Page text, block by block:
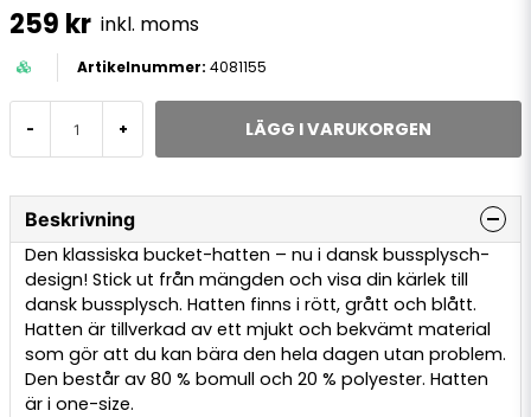
259 kr inkl. moms
4081155
- + LÄGG I VARUKORGEN
Beskrivning
Den klassiska bucket-hatten – nu i dansk bussplysch-
design! Stick ut från mängden och visa din kärlek till
dansk bussplysch. Hatten finns i rött, grått och blått.
Hatten är tillverkad av ett mjukt och bekvämt material
som gör att du kan bära den hela dagen utan problem.
Den består av 80 % bomull och 20 % polyester. Hatten
är i one-size.